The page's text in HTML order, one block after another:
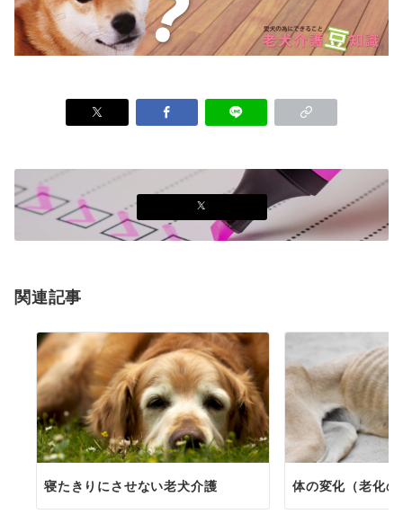
関連記事
寝たきりにさせない老犬介護 体の変化（老化の